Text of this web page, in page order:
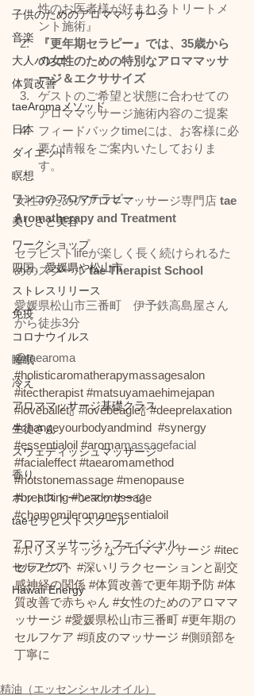
子供のためのアロママッサージ
音楽
大人バレエ
体質改善
taeAromaメソッド
日本
ダイエット
瞑想
ワンコのアロマテラピー
美しさと美容
ワークショップ
四国、愛媛県や松山市
ストレスリリース
免疫
コロナウイルス
睡眠
冷え
アロママッサージ基礎クラス
生徒さん
スウェディッシュマッサージ
香り
ホットストーンマッサージ
taeセラピストスクール
アロママッサージ・フェイシャル
セルフケア
Hawaii Energy
性のお医者様が好まれるトリートメ
ント施術』
『更年期セラピー』では、35歳から
の女性のための特別なアロママッサ
ージ＆エクササイズ
ゲストのご希望と状態に合わせての
アロママッサージ施術内容のご提案
フィードバックtimeには、お客様に必
要な情報をご案内いたしておりま
す。
女性のためのアロママッサージ専門店 tae
Aromatherapy and Treatment
セラピストlifeが楽しく長く続けられるた
めのスクール tae Therapist School
愛媛県松山市三番町　伊予鉄高島屋さん
から徒歩3分
@taearoma
#holisticaromatherapymassagesalon
#itectherapist #matsuyamaehimejapan
#loveballet🍾 #lovebeagle🍾 #deeprelaxation
#changeyourbodyandmind #synergy
#essentialoil #aromamassagefacial
#facialeffect #taearomamethod
#hotstonemassage #menopause
#breathing #headmassage
#chamomileromanessentialoil
#ホリスティックなアロママッサージ #itec
セラピスト #深いリラクセーションと副交
感神経の関係 #体質改善で更年期予防 #体
質改善で赤ちゃん #女性のためのアロママ
ッサージ #愛媛県松山市三番町 #更年期の
セルフケア #頭皮のマッサージ #側頭部を
丁寧に
精油（エッセンシャルオイル）